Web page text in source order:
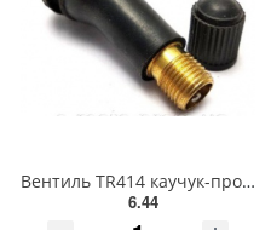
Вентиль TR414 каучук-продается только по упаковкам(100 шт)
6.44